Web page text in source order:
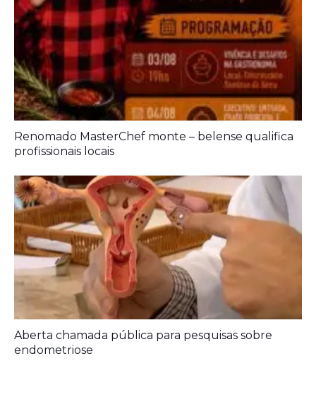
Renomado MasterChef monte – belense qualifica
profissionais locais
Aberta chamada pública para pesquisas sobre
endometriose